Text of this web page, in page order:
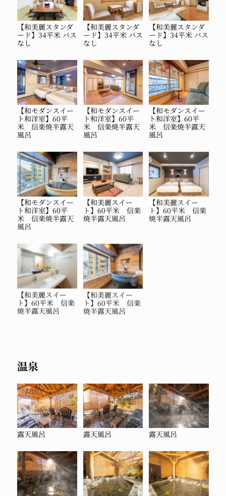
【和美麗スタンダ
ード】34平米 バス
なし
【和美麗スタンダ
ード】34平米 バス
なし
【和美麗スタンダ
ード】34平米 バス
なし
【和モダンスイー
ト和洋室】60平
米 信楽焼半露天
風呂
【和モダンスイー
ト和洋室】60平
米 信楽焼半露天
風呂
【和モダンスイー
ト和洋室】60平
米 信楽焼半露天
風呂
【和モダンスイー
ト和洋室】60平
米 信楽焼半露天
風呂
【和美麗スイー
ト】60平米 信楽
焼半露天風呂
【和美麗スイー
ト】60平米 信楽
焼半露天風呂
【和美麗スイー
ト】60平米 信楽
焼半露天風呂
【和美麗スイー
ト】60平米 信楽
焼半露天風呂
温泉
露天風呂 露天風呂 露天風呂